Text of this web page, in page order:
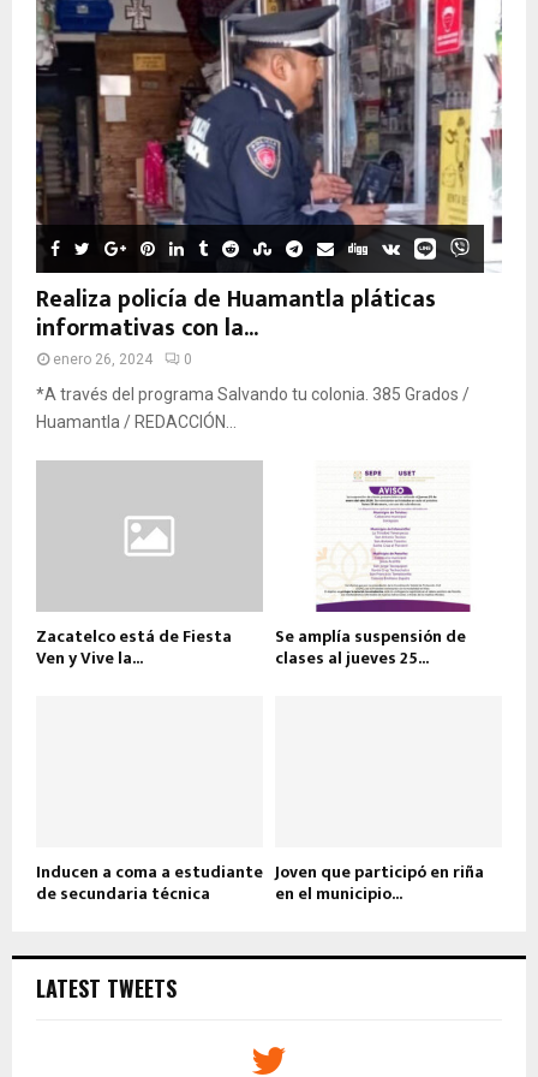
Realiza policía de Huamantla pláticas
informativas con la...
enero 26, 2024 0
*A través del programa Salvando tu colonia. 385 Grados /
Huamantla / REDACCIÓN...
Zacatelco está de Fiesta
Ven y Vive la...
Se amplía suspensión de
clases al jueves 25...
Inducen a coma a estudiante
de secundaria técnica
Joven que participó en riña
en el municipio...
LATEST TWEETS